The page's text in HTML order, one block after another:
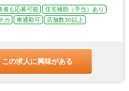
者も応募可能
住宅補助（手当）あり
カ 車通勤可
店舗数30以上
この求人に興味がある